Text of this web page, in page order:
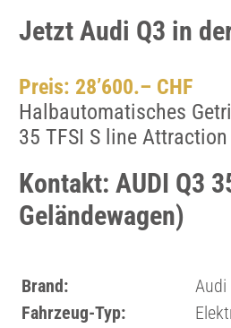
Jetzt Audi Q3 in
Preis: 28’600.– CHF
Halbautomatisches
35 TFSI S line
Kontakt: AUDI Q3
Geländewagen)
Brand:
Audi
Fahrzeug-Typ: